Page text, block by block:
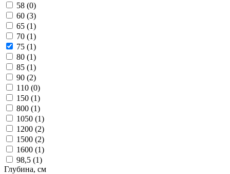
58 (0)
60 (3)
65 (1)
70 (1)
75 (1)
80 (1)
85 (1)
90 (2)
110 (0)
150 (1)
800 (1)
1050 (1)
1200 (2)
1500 (2)
1600 (1)
98,5 (1)
Глубина, см